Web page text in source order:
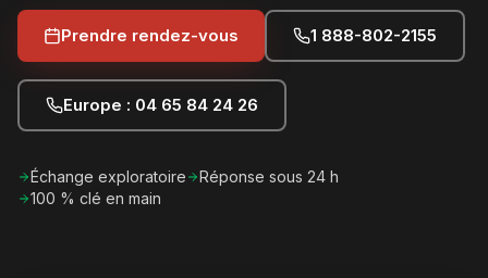
Prendre rendez-vous 1 888-802-2155
Europe : 04 65 84 24 26
Échange exploratoire
Réponse sous 24 h
100 % clé en main